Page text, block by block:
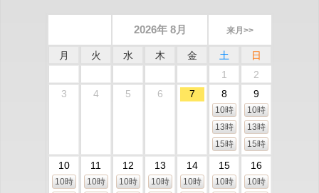
2026年 8月 来月>>
月 火 水 木 金 土
日
1
2
3
4 5 6 7 8
10時
13時
15時
9
10時
13時
15時
10
10時
11
10時
12
10時
13
10時
14
10時
15
10時
16
10時